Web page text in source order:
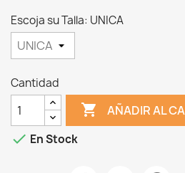
Escoja su Talla: UNICA
Cantidad
 AÑADIR AL
 En Stock